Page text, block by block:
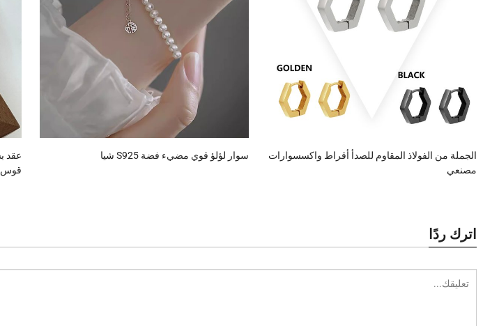
قوس
سوار لؤلؤ قوي مضيء فضة S925 شيا
الجملة من الفولاذ المقاوم للصدأ أقراط واكسسوارات
مصنعي
اترك ردًا